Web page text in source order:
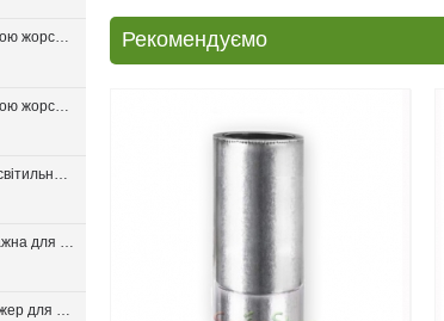
Кесе з манжетою жорсткість мяка, Kelebekkese (Манжета) Рекомендуємо